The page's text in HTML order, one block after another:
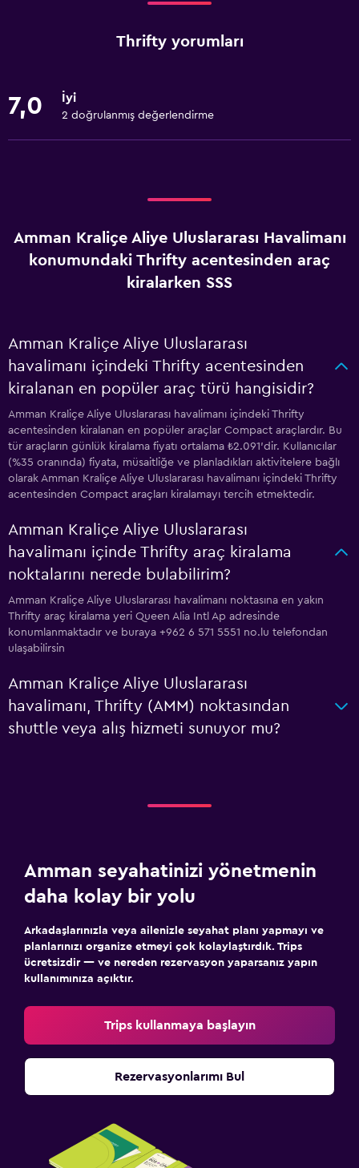
Thrifty yorumları
7,0 İyi
2 doğrulanmış değerlendirme
Amman Kraliçe Aliye Uluslararası Havalimanı
konumundaki Thrifty acentesinden araç
kiralarken SSS
Amman Kraliçe Aliye Uluslararası
havalimanı içindeki Thrifty acentesinden
kiralanan en popüler araç türü hangisidir?
Amman Kraliçe Aliye Uluslararası havalimanı içindeki Thrifty
acentesinden kiralanan en popüler araçlar Compact araçlardır. Bu
tür araçların günlük kiralama fiyatı ortalama ₺2.091'dir. Kullanıcılar
(%35 oranında) fiyata, müsaitliğe ve planladıkları aktivitelere bağlı
olarak Amman Kraliçe Aliye Uluslararası havalimanı içindeki Thrifty
acentesinden Compact araçları kiralamayı tercih etmektedir.
Amman Kraliçe Aliye Uluslararası
havalimanı içinde Thrifty araç kiralama
noktalarını nerede bulabilirim?
Amman Kraliçe Aliye Uluslararası havalimanı noktasına en yakın
Thrifty araç kiralama yeri Queen Alia Intl Ap adresinde
konumlanmaktadır ve buraya +962 6 571 5551 no.lu telefondan
ulaşabilirsin
Amman Kraliçe Aliye Uluslararası
havalimanı, Thrifty (AMM) noktasından
shuttle veya alış hizmeti sunuyor mu?
Amman seyahatinizi yönetmenin
daha kolay bir yolu
Arkadaşlarınızla veya ailenizle seyahat planı yapmayı ve
planlarınızı organize etmeyi çok kolaylaştırdık. Trips
ücretsizdir — ve nereden rezervasyon yaparsanız yapın
kullanımınıza açıktır.
Trips kullanmaya başlayın
Rezervasyonlarımı Bul